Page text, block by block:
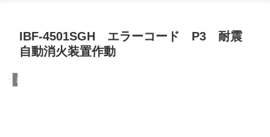
IBF-4501SGH エラーコード P3 耐震
自動消火装置作動
まとめ